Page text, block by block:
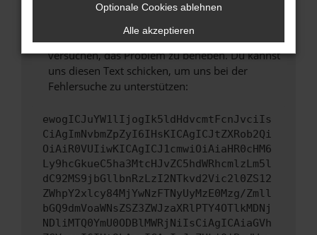
Wende dich an den Webseitenbetreiber.
Wenn du alle oben genannten Schritte versucht
hast, kontaktiere uns bitte. Wir werden
versuchen, das Problem zu beheben. Du kannst
uns diesen Text schicken, um uns bei der
Fehlersuche zu unterstützen:
ewogICJuYW1lIjogIk5ldHdvcmtFcnJvciIs
CiAgImNvbmZpZyI6IHsKICAgICJtZXRob2Qi
OiAiR0VUIiwKICAgICJ1cmwiOiAiaHR0cHM6
Ly9hcGkueC5ha3MtcHJvZC5hdWRhcmlzLm5l
dC92MS9jbGllbnRzLzI2NTkvd2Vic2l0ZS12
ZWhpY2xlcy84MjYwNzFTNyUyMzE0Mzg/Zmll
bGQ9dmVoaWNsZSZ3ZWJzaXRlPTY4OTlkMDNj
NDliMTQ0YmU0ODBlMWRjNiIsCiAgICAiaGVh
Optionale Cookies ablehnen
Alle akzeptieren